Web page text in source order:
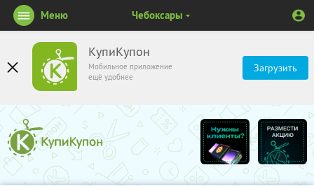
КупиКупон
Мобильное приложение
ещё удобнее
Загрузить
Меню Чебоксары